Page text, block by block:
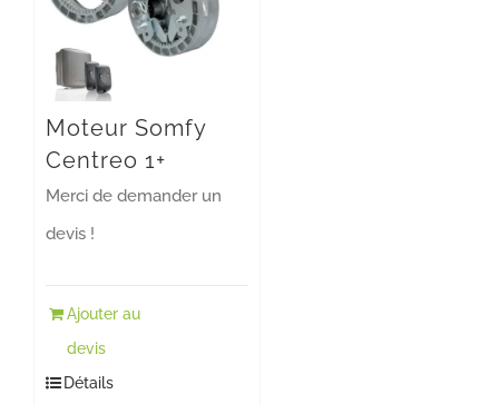
Moteur Somfy
Centreo 1+
Merci de demander un
devis !
Ajouter au
devis
Détails